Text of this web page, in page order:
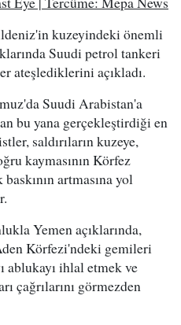
kuzeyindeki önemli
Suudi petrol tankeri
ateşlediklerini açıkladı.
Suudi Arabistan'a
bu yana gerçekleştirdiği en
saldırıların kuzeye,
kaymasının Körfez
artmasına yol
Yemen açıklarında,
Körfezi'ndeki gemileri
ablukayı ihlal etmek ve
çağrılarını görmezden